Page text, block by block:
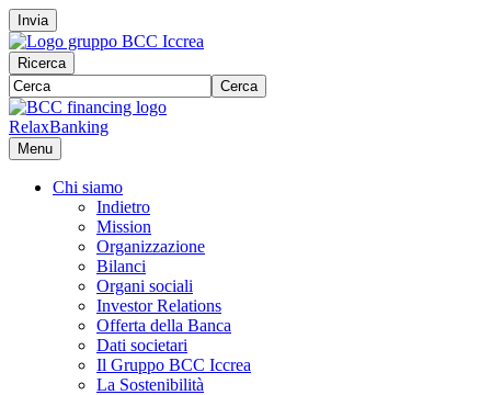
Invia
Ricerca
Cerca
RelaxBanking
Menu
Chi siamo
Indietro
Mission
Organizzazione
Bilanci
Organi sociali
Investor Relations
Offerta della Banca
Dati societari
Il Gruppo BCC Iccrea
La Sostenibilità